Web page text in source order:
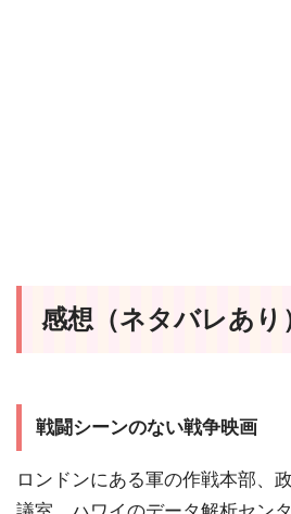
感想（ネタバレあり
戦闘シーンのない戦争映画
ロンドンにある軍の作戦本部、